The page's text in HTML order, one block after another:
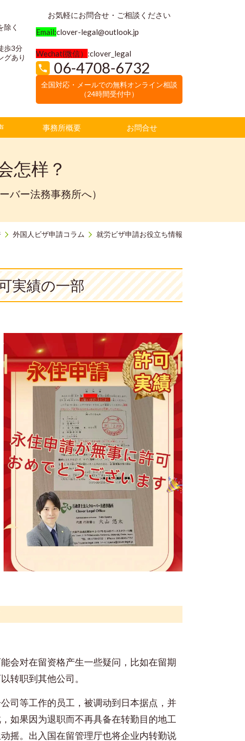
除く
歩3分
グあり
お気軽にお問合せ・ご相談ください
Email:clover-legal@outlook.jp
Wechat(微信） :clover_legal
06-4708-6732
全国対応・メールでの無料オンライン相談
（24時間受付中）
事務所概要 お問合せ
怎样？
バー法務事務所へ）
外国人ビザ申請コラム 就労ビザ申請お役立ち情報
実績の一部
会对在留资格产生一些疑问，比如在留期
转职到其他公司。
司等工作的员工，被调动到日本据点，并
如果因为退职而不再具备在转勤目的地工
摇。出入国在留管理厅也将企业内转勤说